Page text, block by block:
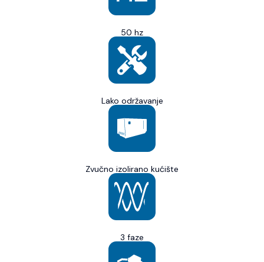
50 hz
Lako održavanje
Zvučno izolirano kućište
3 faze